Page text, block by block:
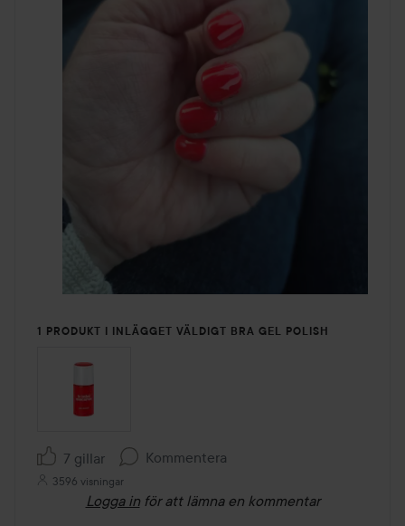
1 PRODUKT I INLÄGGET VÄLDIGT BRA GEL POLISH
7 gillar Kommentera
3596 visningar
Logga in för att lämna en kommentar